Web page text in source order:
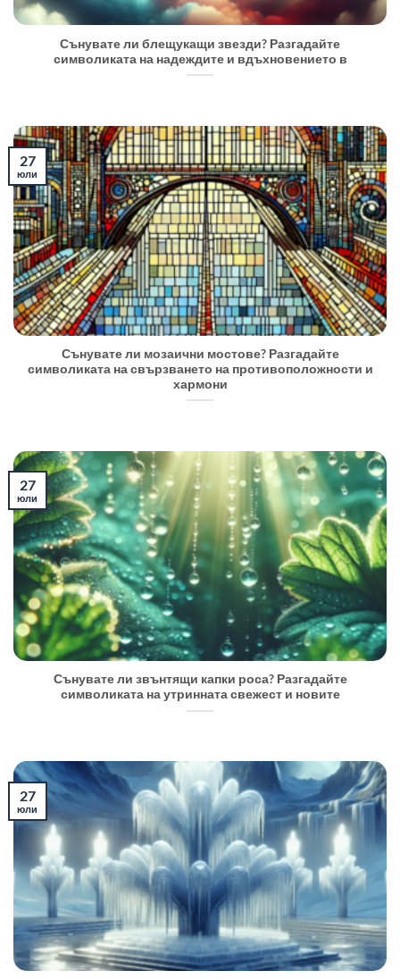
Сънувате ли блещукащи звезди? Разгадайте
символиката на надеждите и вдъхновението в
Сънувате ли мозаични мостове? Разгадайте
символиката на свързването на противоположности и
хармони
27
юли
Сънувате ли звънтящи капки роса? Разгадайте
символиката на утринната свежест и новите
27
юли
27
юли